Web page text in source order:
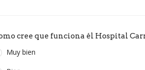
cree que funciona él Hospital
Muy bien